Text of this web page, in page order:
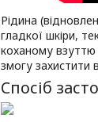
Рідина
гладкої шкіри,
коханому взуттю
змогу захистити
Спосіб